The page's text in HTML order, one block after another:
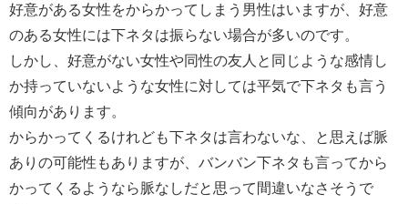
好意がある女性をからかってしまう男性はいますが、好意
のある女性には下ネタは振らない場合が多いのです。
しかし、好意がない女性や同性の友人と同じような感情し
か持っていないような女性に対しては平気で下ネタも言う
傾向があります。
からかってくるけれども下ネタは言わないな、と思えば脈
ありの可能性もありますが、バンバン下ネタも言ってから
かってくるようなら脈なしだと思って間違いなさそうで